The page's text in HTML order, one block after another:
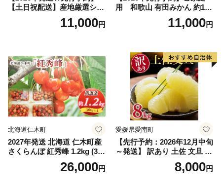
【土日祝配送】産地厳選シャ
インマスカット1.2kg～1.3kg
（2房～3房）※沖縄・離島配
笛吹市 山梨県 フルーツ 果物
ぶどう 葡萄 大粒 シャインマ
スカット おすすめ シャイン
マスカット 贈答 ギフト 産地
笛吹市 シャインマスカット
笛吹 葡萄 国産 ぶどう 人気
国産 1.2kg 先行｜
11,000円
用 和歌山 有田みかん 約10k
g (2L、3Lサイズ)【湯浅町】
11,000円
北海道仁木町
2027年発送 北海道 仁木町産
さくらんぼ 紅秀峰 1.2kg (300
g×4パック) Lサイズ以上 旬
桜桃 産地直送 サクランボ チ
26,000円
愛媛県愛南町
【先行予約：2026年12月中旬
～発送】 訳あり 土佐 文旦 8k
g (Mサイズ以上サイズミック
ス) 8000円 わけあり ぶんた
8,000円